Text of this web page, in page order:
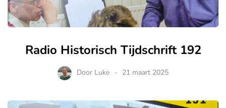
Radio Historisch Tijdschrift 192
Door Luke 21 maart 2025